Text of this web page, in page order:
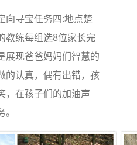
寻宝任务四:地点楚
教练每组选8位家长完
展现爸爸妈妈们智慧的
的认真，偶有出错，孩
，在孩子们的加油声